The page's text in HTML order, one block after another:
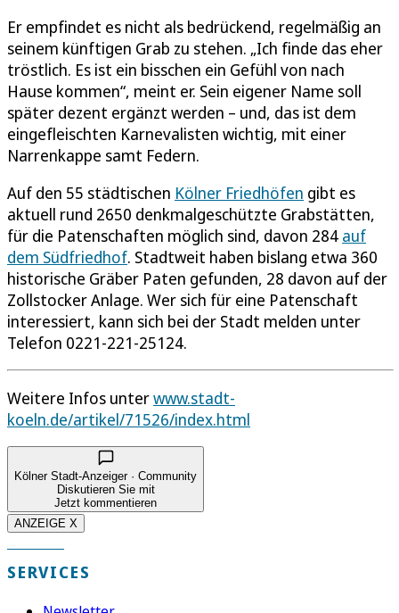
Er empfindet es nicht als bedrückend, regelmäßig an
seinem künftigen Grab zu stehen. „Ich finde das eher
tröstlich. Es ist ein bisschen ein Gefühl von nach
Hause kommen“, meint er. Sein eigener Name soll
später dezent ergänzt werden – und, das ist dem
eingefleischten Karnevalisten wichtig, mit einer
Narrenkappe samt Federn.
Auf den 55 städtischen Kölner Friedhöfen gibt es
aktuell rund 2650 denkmalgeschützte Grabstätten,
für die Patenschaften möglich sind, davon 284 auf
dem Südfriedhof. Stadtweit haben bislang etwa 360
historische Gräber Paten gefunden, 28 davon auf der
Zollstocker Anlage. Wer sich für eine Patenschaft
interessiert, kann sich bei der Stadt melden unter
Telefon 0221-221-25124.
Weitere Infos unterwww.stadt-
koeln.de/artikel/71526/index.html
Kölner Stadt-Anzeiger · Community
Diskutieren Sie mit
Jetzt kommentieren
ANZEIGE X
SERVICES